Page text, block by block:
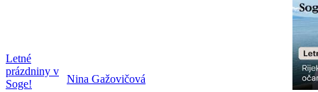
Letné
prázdniny v
Soge!
Nina Gažovičová